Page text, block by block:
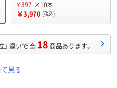
￥397 ×10本
￥3,970 (税込)
」 違いで 全 18 商品あります。
見る